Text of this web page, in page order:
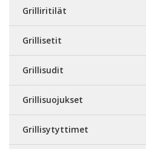
Grilliritilät
Grillisetit
Grillisudit
Grillisuojukset
Grillisytyttimet